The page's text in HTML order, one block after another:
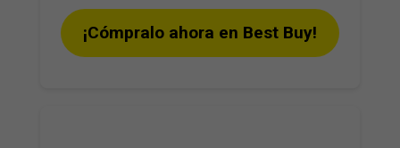
¡Cómpralo ahora en Best Buy!